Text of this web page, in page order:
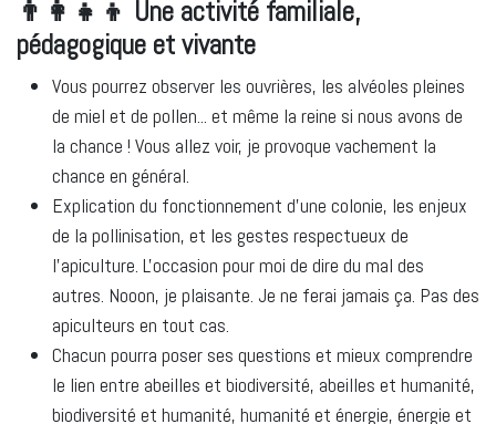
👨‍👩‍👧‍👦 Une activité familiale,
pédagogique et vivante
Vous pourrez observer les ouvrières, les alvéoles pleines
de miel et de pollen... et même la reine si nous avons de
la chance ! Vous allez voir, je provoque vachement la
chance en général.
Explication du fonctionnement d’une colonie, les enjeux
de la pollinisation, et les gestes respectueux de
l’apiculture. L'occasion pour moi de dire du mal des
autres. Nooon, je plaisante. Je ne ferai jamais ça. Pas des
apiculteurs en tout cas.
Chacun pourra poser ses questions et mieux comprendre
le lien entre abeilles et biodiversité, abeilles et humanité,
biodiversité et humanité, humanité et énergie, énergie et